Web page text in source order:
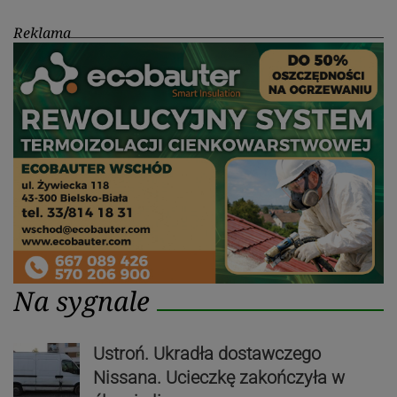
Reklama
Na sygnale
Ustroń. Ukradła dostawczego
Nissana. Ucieczkę zakończyła w